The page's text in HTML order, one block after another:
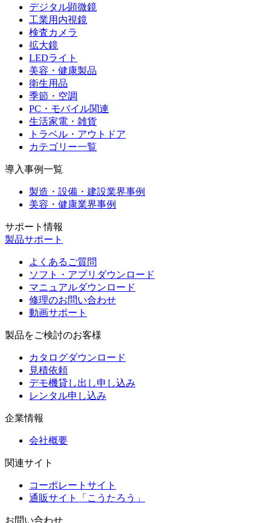
デジタル顕微鏡
工業用内視鏡
検査カメラ
拡大鏡
LEDライト
美容・健康製品
衛生用品
季節・空調
PC・モバイル関連
生活家電・雑貨
トラベル・アウトドア
カテゴリー一覧
導入事例一覧
製造・設備・建設業界事例
美容・健康業界事例
サポート情報
製品サポート
よくあるご質問
ソフト・アプリダウンロード
マニュアルダウンロード
修理のお問い合わせ
動画サポート
製品をご検討のお客様
カタログダウンロード
見積依頼
デモ機貸し出し申し込み
レンタル申し込み
企業情報
会社概要
関連サイト
コーポレートサイト
通販サイト「こうたろう」
お問い合わせ